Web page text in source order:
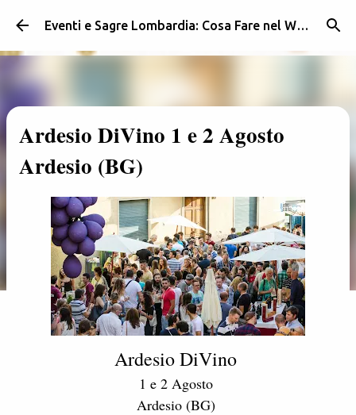
Passa ai contenuti principali Eventi e Sagre Lombardia: Cosa Fare nel Weekend | Weekendidea
Ardesio DiVino 1 e 2 Agosto
Ardesio (BG)
Ardesio DiVino
1 e 2 Agosto
Ardesio (BG)